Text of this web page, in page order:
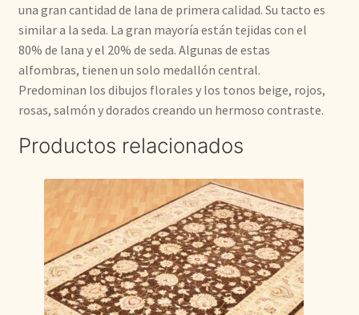
una gran cantidad de lana de primera calidad. Su tacto es
similar a la seda. La gran mayoría están tejidas con el
80% de lana y el 20% de seda. Algunas de estas
alfombras, tienen un solo medallón central.
Predominan los dibujos florales y los tonos beige, rojos,
rosas, salmón y dorados creando un hermoso contraste.
Productos relacionados